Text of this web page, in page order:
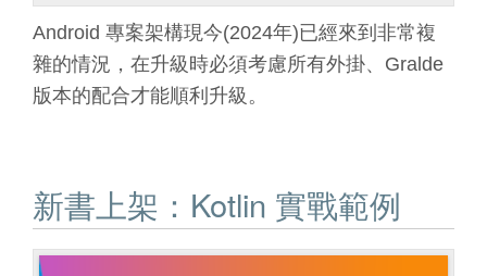
Android 專案架構現今(2024年)已經來到非常複
雜的情況，在升級時必須考慮所有外掛、Gralde
版本的配合才能順利升級。
新書上架：Kotlin 實戰範例